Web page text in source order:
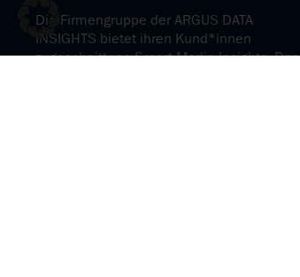
Die Firmengruppe der ARGUS DATA
INSIGHTS bietet ihren Kund*innen
zugeschnittene Smart Media Insights. Das